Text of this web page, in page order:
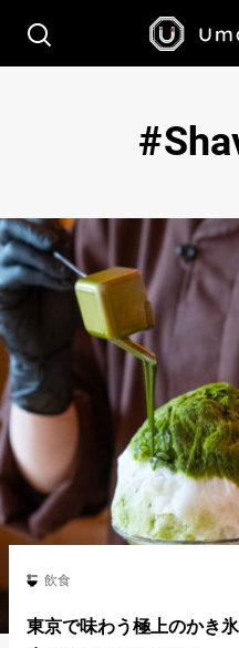
飲食
東京で味わう極上のかき